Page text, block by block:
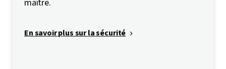
maître.
En savoir plus sur la sécurité